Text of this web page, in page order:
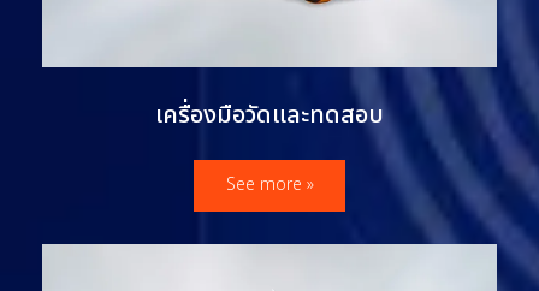
เครื่องมือวัดและทดสอบ
See more »